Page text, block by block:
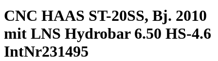
CNC HAAS ST-20SS, Bj. 2010
mit LNS Hydrobar 6.50 HS-4.6
IntNr231495